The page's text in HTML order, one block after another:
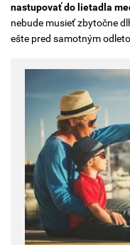
nastupovať do lietadla
nebude musieť zbytočne
ešte pred samotným